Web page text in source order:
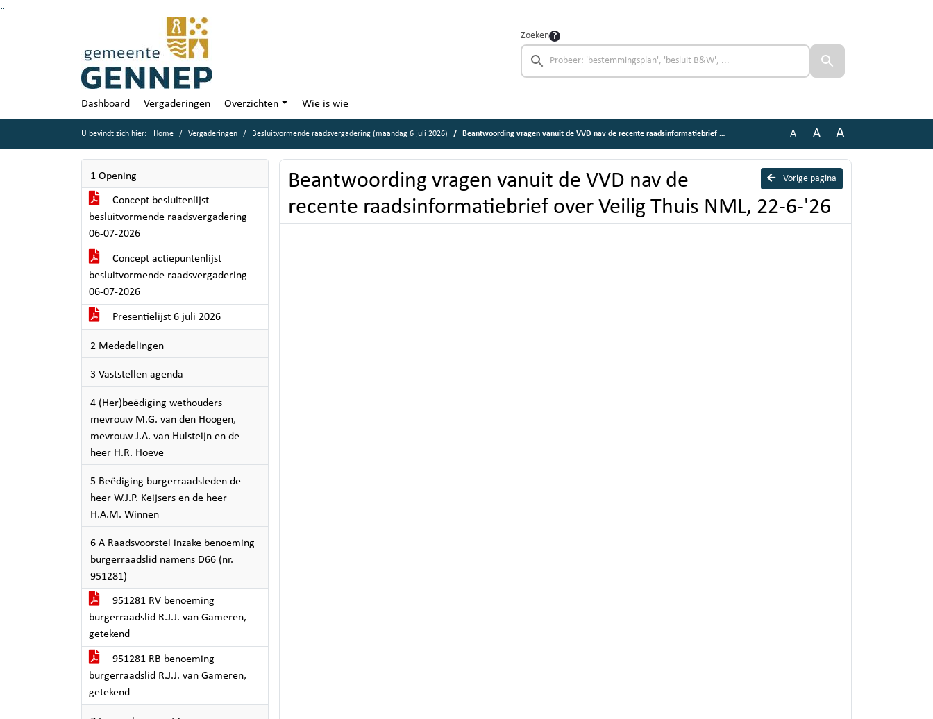
Zoeken
Dashboard Vergaderingen Overzichten Wie is wie
U bevindt zich hier: Home Vergaderingen Besluitvormende raadsvergadering (maandag 6 juli 2026) Beantwoording vragen vanuit de VVD nav de recente raadsinformatiebrief over Veilig Thuis NML, 22-6-'26 A A A
1 Opening
Concept besluitenlijst
besluitvormende raadsvergadering
06-07-2026
Concept actiepuntenlijst
besluitvormende raadsvergadering
06-07-2026
Presentielijst 6 juli 2026
2 Mededelingen
3 Vaststellen agenda
4 (Her)beëdiging wethouders
mevrouw M.G. van den Hoogen,
mevrouw J.A. van Hulsteijn en de
heer H.R. Hoeve
5 Beëdiging burgerraadsleden de
heer W.J.P. Keijsers en de heer
H.A.M. Winnen
6 A Raadsvoorstel inzake benoeming
burgerraadslid namens D66 (nr.
951281)
951281 RV benoeming
burgerraadslid R.J.J. van Gameren,
getekend
951281 RB benoeming
burgerraadslid R.J.J. van Gameren,
getekend
Vorige pagina
Beantwoording vragen vanuit de VVD nav de
recente raadsinformatiebrief over Veilig Thuis NML, 22-6-'26